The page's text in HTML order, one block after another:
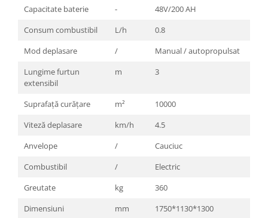
Capacitate baterie
-
48V/200 AH
Consum combustibil
L/h
0.8
Mod deplasare
/
Manual / autopropulsat
Lungime furtun
extensibil
m 3
Suprafață curățare m²
10000
Viteză deplasare
km/h
4.5
Anvelope
/
Cauciuc
Combustibil
/
Electric
Greutate
kg
360
Dimensiuni
mm
1750*1130*1300